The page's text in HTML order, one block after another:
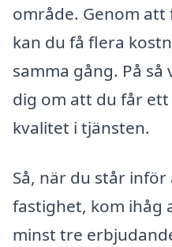
område. Genom
kan du få flera
samma gång. På
dig om att du får
kvalitet i tjänsten.
Så, när du står
fastighet, kom ihåg
minst tre